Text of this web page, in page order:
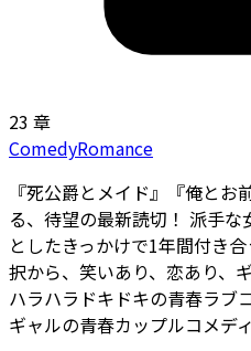
23 章
ComedyRomance
『死公爵とメイド』『俺と
る、待望の最新読切！ 派手
としたきっかけで1年間付き
択から、笑いあり、恋あり、
ハラハラドキドキの青春ラブ
ギャルの青春カップルコメデ